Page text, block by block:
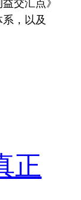
交汇点》
，以及
正